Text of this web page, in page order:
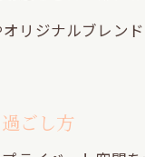
リジナルブレン
ごし方